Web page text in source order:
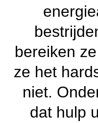
bereiken
ze het
niet.
dat hulp